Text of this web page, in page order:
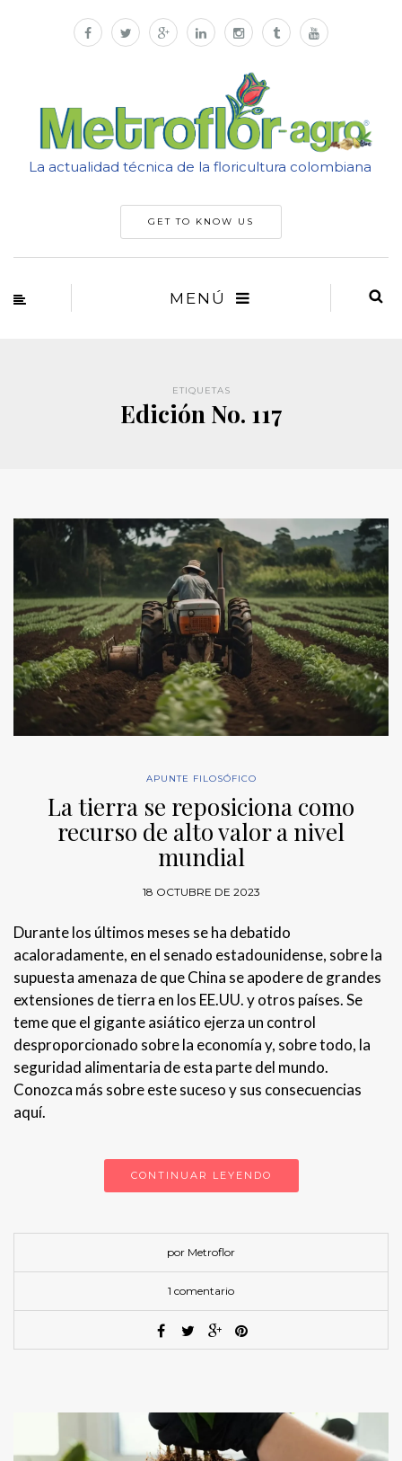
La actualidad técnica de la floricultura colombiana
GET TO KNOW US
MENÚ
ETIQUETAS
Edición No. 117
APUNTE FILOSÓFICO
La tierra se reposiciona como
recurso de alto valor a nivel
mundial
18 OCTUBRE DE 2023
Durante los últimos meses se ha debatido
acaloradamente, en el senado estadounidense, sobre la
supuesta amenaza de que China se apodere de grandes
extensiones de tierra en los EE.UU. y otros países. Se
teme que el gigante asiático ejerza un control
desproporcionado sobre la economía y, sobre todo, la
seguridad alimentaria de esta parte del mundo.
Conozca más sobre este suceso y sus consecuencias
aquí.
CONTINUAR LEYENDO
por Metroflor
1 comentario